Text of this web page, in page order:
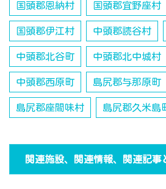
国頭郡恩納村 国頭郡宜野座村
国頭郡伊江村 中頭郡読谷村
中頭郡北谷町 中頭郡北中城村
中頭郡西原町 島尻郡与那原町
島尻郡座間味村 島尻郡久米島
関連施設、関連情報、関連記事